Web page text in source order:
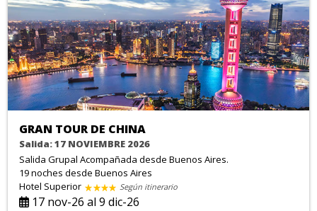
GRAN TOUR DE CHINA
Salida: 17 NOVIEMBRE 2026
Salida Grupal Acompañada desde Buenos Aires.
19 nochesdesde Buenos Aires
Hotel Superior
Según itinerario
17 nov-26 al 9 dic-26